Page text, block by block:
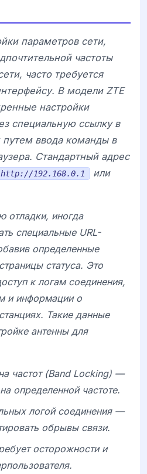
параметров сети,
частоты
часто требуется
В модели ZTE
настройки
специальную ссылку в
ввода команды в
Стандартный адрес
http://192.168.0.1 или
отладки, иногда
специальные URL-
определенные
статуса. Это
к логам соединения,
и информации о
Такие данные
антенны для
частот (Band Locking) —
определенной частоте.
логой соединения —
обрывы связи.
осторожности и